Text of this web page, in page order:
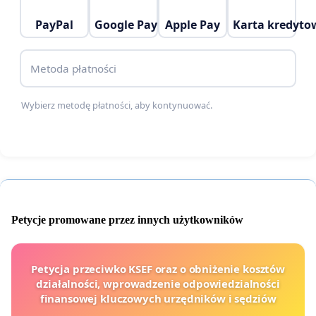
windy, okolice bloków oraz miejsca szczególnie
narażone na dewastację.
Zatrudnienie profesjonalnej ochronyw
każdym bloku (lub w systemie patrolowym
obowiązujących we
każdym bloku.
Zwiększenie kontroli nad przestrzeganiem
PayPal Google Pay Apple Pay Karta
Metoda płatności
Wybierz metodę płatności, aby kontynuować.
Petycje promowane przez innych użytkowników
Petycja przeciwko KSEF oraz o obniżenie kosztów
działalności, wprowadzenie odpowiedzialności
finansowej kluczowych urzędników i sędziów